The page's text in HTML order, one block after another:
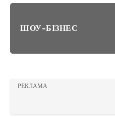
ШОУ-БІЗНЕС
РЕКЛАМА